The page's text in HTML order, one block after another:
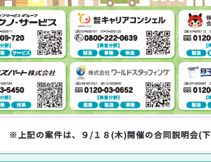
※上記の案件は、９/１８(木)開催の合同説明会(